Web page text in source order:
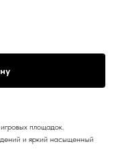
площадок.
и яркий насыщенный